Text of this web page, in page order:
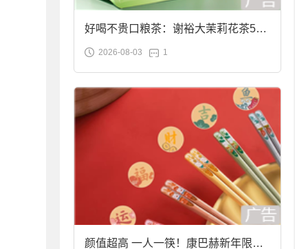
好喝不贵口粮茶：谢裕大茉莉花茶50g
袋装9.9元到手
2026-08-03 1
颜值超高 一人一筷！康巴赫新年限定